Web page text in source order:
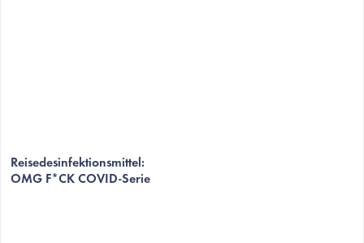
durchschnittliche
Produktbewertung
Reisedesinfektionsmittel:
OMG F*CK COVID-Serie